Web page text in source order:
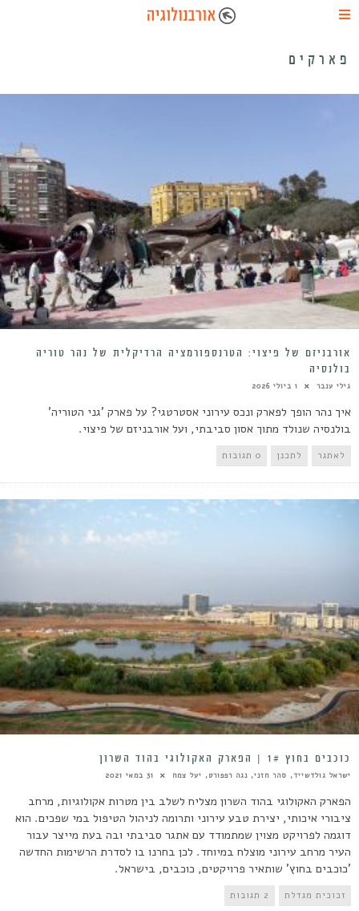
פארקים
אורבניזם של פיצוי: הטרנספורמציה הרדיקלית של נהר טוריה
בולנסיה
גילי ענבר 1 ביולי 2026
איך נהר הופך לפארק ונכס עירוני אסטרטגי? על פארק 'גני הטוריה'
בולנסיה שנולד מתוך אסון סביבתי, ועל אורבניזם של פיצוי.
לאתגר לתכנן 0 תגובות
כוכבים בחוץ 1# | הפארק האקולוגי בהוד השרון
ישראל גולדשייד, סהר חזני, נגה רפפורט, יעל צמח 31 במאי 2021
הפארק האקולוגי בהוד השרון מצליח לשלב בין מטרות אקולוגיות, מרחב
ציבורי איכותי, יצירת טבע עירוני ותרומה לניהול הטיפול במי שפכים. הוא
דוגמה לפרויקט מצוין שמתמודד עם אתגר סביבתי ובה בעת מייצר עבור
העיר מרחב עירוני מוצלח במיוחד. לכן בחרנו בו לסדרת הרשימות החדשה
'כוכבים בחוץ' שותאיר פרויקטים, כוכבים, בישראל.
זכוכית מגדלת 2 תגובות